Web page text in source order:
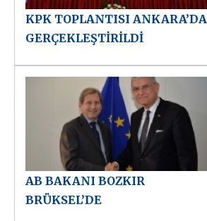
KPK TOPLANTISI ANKARA’DA
GERÇEKLEŞTİRİLDİ
AB BAKANI BOZKIR
BRÜKSEL’DE